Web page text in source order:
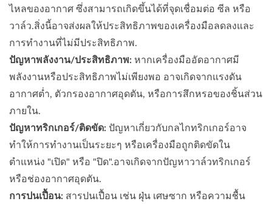
ไหลของอากาศ ซึ่งสามารถเกิดขึ้นได้ที่จุดเชื่อมต่อ ซีล หรือ
วาล์ว.สิ่งนี้อาจส่งผลให้ประสิทธิภาพของเครื่องมือลดลงและ
การทำงานที่ไม่มีประสิทธิภาพ.
ปัญหาพลังงาน/ประสิทธิภาพ: หากเครื่องมืออัดอากาศมี
พลังงานหรือประสิทธิภาพไม่เพียงพอ อาจเกิดจากแรงดัน
อากาศต่ำ, ตัวกรองอากาศอุดตัน, หรือการสึกหรอของชิ้นส่วน
ภายใน.
ปัญหาทริกเกอร์/ติดขัด: ปัญหาเกี่ยวกับกลไกทริกเกอร์อาจ
ทำให้การทำงานเป็นระยะๆ หรือเครื่องมือถูกติดขัดใน
ตำแหน่ง "เปิด" หรือ "ปิด".อาจเกิดจากปัญหาวาล์วทริกเกอร์
หรือช่องอากาศอุดตัน.
การปนเปื้อน: สารปนเปื้อน เช่น ฝุ่น เศษซาก หรือความชื้น